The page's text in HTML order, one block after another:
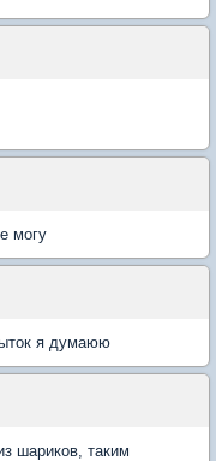
могу
я думаюю
шариков, таким